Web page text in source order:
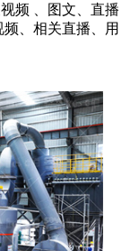
频 、图文、直播
、相关直播、用